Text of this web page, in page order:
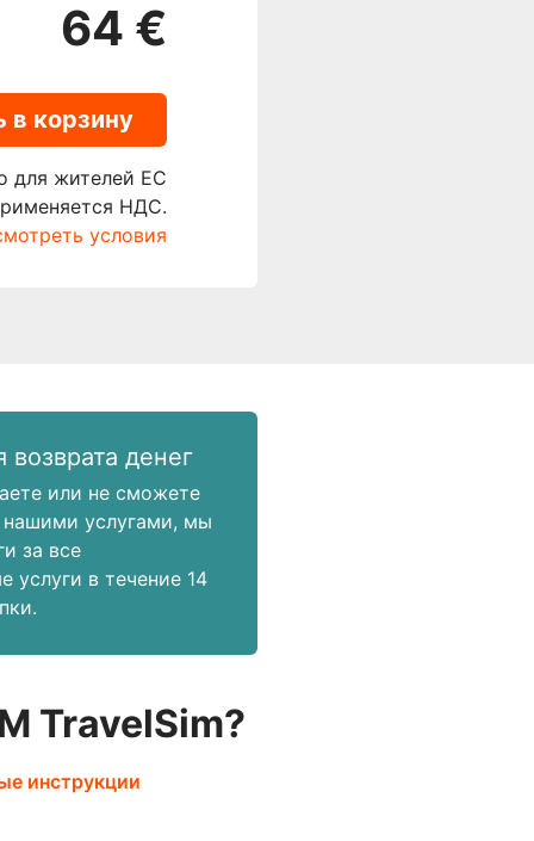
64 €
в корзину
для жителей ЕС
НДС.
условия
возврата денег
или не сможете
нашими услугами, мы
за все
услуги в течение 14
TravelSim?
инструкции